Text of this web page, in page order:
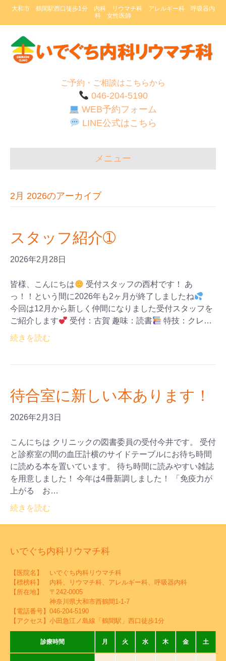
大和市 鶴間駅西口徒歩1分 内科 リウマチ科 アレルギー科 呼吸器内
科 女性医師
ご予約・ご相談はこちらから
046-204-5190
WEB予約フォーム
LINE公式はこちら
メニュー
2月 2026のアーカイブ
スタッフ紹介➀
2026年2月28日
皆様、こんにちは
受付スタッフの西村です！ あ
っ！！という間に2026年も2ヶ月が終了しましたね
今回は12月から新しく仲間になりました受付スタッフを
ご紹介します
受付：古賀 趣味：読書
特技：クレ…
続きを読む
待合室に新しい本あります！
2026年2月3日
こんにちは クリニックの図書委員の受付今井です。 受付
と診察室の間の血圧計横のサイドテーブルにお待ち時間
に読める本を置いています。 待ち時間に読みやすい雑誌
を用意しました！ 今年は4冊新調しました！ 「免疫力が
上がる お…
続きを読む
いでぐち内科リウマチ科
【医院名】 いでぐち内科リウマチ科
【標榜科】 内科、リウマチ科、アレルギー科、呼吸器内科
【所在地】 〒242-0005
神奈川県大和市西鶴間1-1-7
【電話番号】 046-204-5190
【アクセス】小田急江ノ島線「鶴間駅」西口徒歩1分
診療時間 月 火 水 木 金 土